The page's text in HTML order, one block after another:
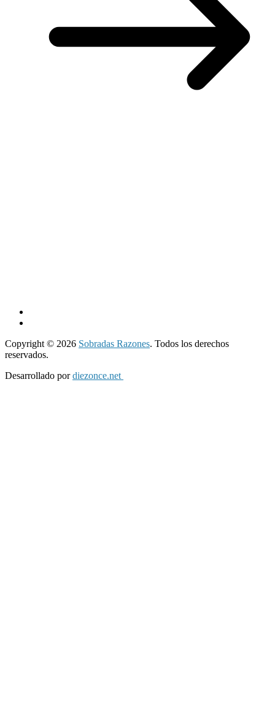
Copyright © 2026 Sobradas Razones. Todos los derechos
reservados.
Desarrollado pordiezonce.net